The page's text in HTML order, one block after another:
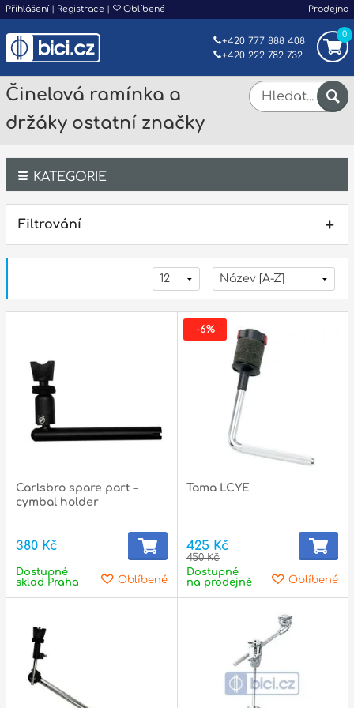
Přihlášení | Registrace | Oblíbené Prodejna
0
+420 777 888 408
+420 222 782 732
Činelová ramínka a
držáky ostatní značky
KATEGORIE
Klávesy
Příslušenství
Zvuk
Dárkové předměty
Pro děti
Služby
Ostatní
Filtrování
Carlsbro spare part –
cymbal holder
380 Kč
Oblíbené
Dostupné
sklad Praha
Tama LCYE
425 Kč
450 Kč
Oblíbené
Dostupné
na prodejně
-6%